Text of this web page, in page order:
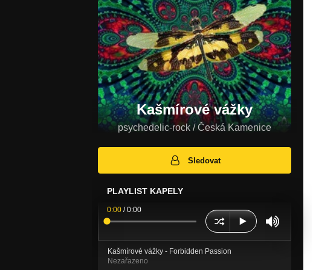
Kašmírové vážky
psychedelic-rock / Česká Kamenice
Sledovat
PLAYLIST KAPELY
0:00 /0:00
Kašmírové vážky - Forbidden Passion
Nezařazeno